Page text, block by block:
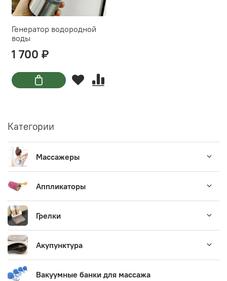
Генератор водородной
воды
1 700 ₽
Категории
Массажеры
Аппликаторы
Грелки
Акупунктура
Вакуумные банки для массажа